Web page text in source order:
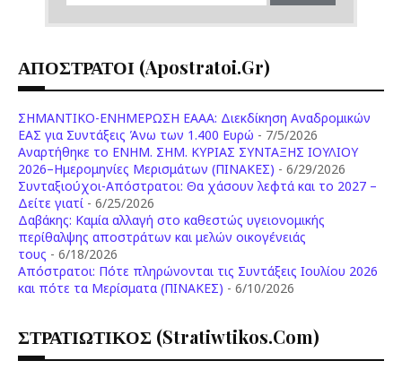
ΑΠΟΣΤΡΑΤΟΙ (apostratoi.gr)
ΣΗΜΑΝΤΙΚΟ-ΕΝΗΜΕΡΩΣΗ ΕΑΑΑ: Διεκδίκηση Αναδρομικών
ΕΑΣ για Συντάξεις Άνω των 1.400 Ευρώ - 7/5/2026
Aναρτήθηκε το ENHM. ΣΗΜ. ΚΥΡΙΑΣ ΣΥΝΤΑΞΗΣ ΙΟΥΛΙΟΥ
2026–Ημερομηνίες Μερισμάτων (ΠΙΝΑΚΕΣ) - 6/29/2026
Συνταξιούχοι-Απόστρατοι: Θα χάσουν λεφτά και το 2027 –
Δείτε γιατί - 6/25/2026
Δαβάκης: Καμία αλλαγή στο καθεστώς υγειονομικής
περίθαλψης αποστράτων και μελών οικογένειάς
τους - 6/18/2026
Aπόστρατοι: Πότε πληρώνονται τις Συντάξεις Ιουλίου 2026
και πότε τα Μερίσματα (ΠΙΝΑΚΕΣ) - 6/10/2026
ΣΤΡΑΤΙΩΤΙΚΟΣ (stratiwtikos.com)